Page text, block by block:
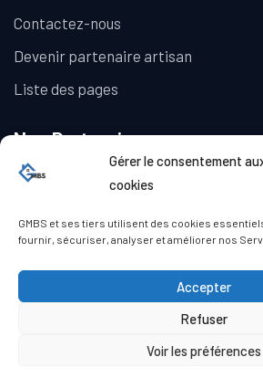
Gérer le consentement
cookies
GMBS et ses tiers utilisent des cookies
fournir, sécuriser, analyser et améliorer nos
Accepter
Refuser
Voir les préférences
Contactez-nous
Devenir partenaire artisan
Liste des pages
Nos Partenaires
La Galerie Immobilière
© Copyright GMBS 2023. Tous
Politique de